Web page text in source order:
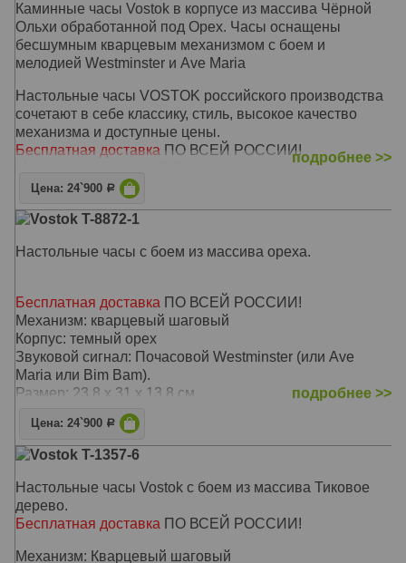
Каминные часы Vostok в корпусе из массива Чёрной
Ольхи обработанной под Орех. Часы оснащены
бесшумным кварцевым механизмом с боем и
мелодией Westminster и Ave Maria
Настольные часы VOSTOK российского производства
сочетают в себе классику, стиль, высокое качество
механизма и доступные цены.
Бесплатная доставка ПО ВСЕЙ РОССИИ!
Корпус: Массив Чёрной ольхи (Орех)
Размер: 38,5 х 24 х 12 см
подробнее >>
Цена: 24`900 Р
Vostok T-8872-1
Настольные часы с боем из массива ореха.
Бесплатная доставка ПО ВСЕЙ РОССИИ!
Механизм: кварцевый шаговый
Корпус: темный орех
Звуковой сигнал: Почасовой Westminster (или Ave
Maria или Bim Bam).
Размер: 23,8 x 31 x 13,8 см
подробнее >>
Цена: 24`900 Р
Vostok T-1357-6
Настольные часы Vostok с боем из массива Тиковое
дерево.
Бесплатная доставка ПО ВСЕЙ РОССИИ!
Механизм: Кварцевый шаговый